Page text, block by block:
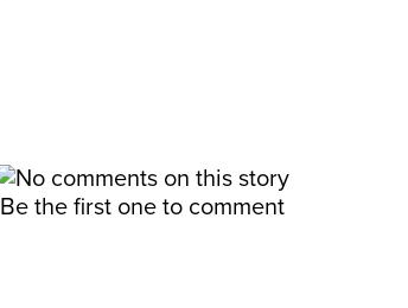
Be the first one to comment